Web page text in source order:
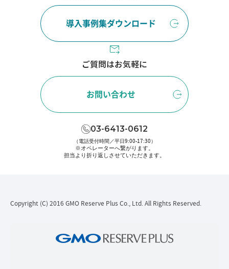
導入事例集ダウンロード
ご質問はお気軽に
お問い合わせ
03-6413-0612
（電話受付時間／平日9:00-17:30）
※オペレーターへ繋がります。
担当より折り返しさせていただきます。
Copyright (C) 2016 GMO Reserve Plus Co., Ltd. All Rights Reserved.